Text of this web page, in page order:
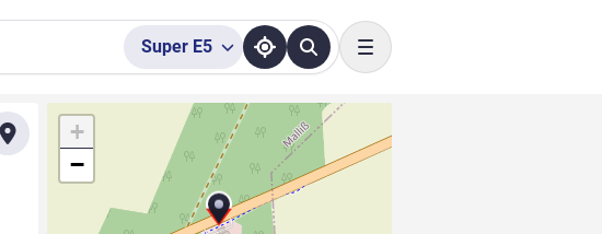
Super E5
Toggle navigation
+
−